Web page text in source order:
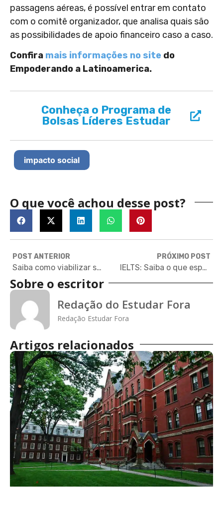
passagens aéreas, é possível entrar em contato
com o comitê organizador, que analisa quais são
as possibilidades de apoio financeiro caso a caso.
Confira mais informações no site do
Empoderando a Latinoamerica.
Conheça o Programa de
Bolsas Líderes Estudar
impacto social
O que você achou desse post?
POST ANTERIOR
Saiba como viabilizar seu intercâmbio por meio de crowdfunding
PRÓXIMO POST
IELTS: Saiba o que esperar do dia da prova
Sobre o escritor
Redação do Estudar Fora
Redação Estudar Fora
Artigos relacionados